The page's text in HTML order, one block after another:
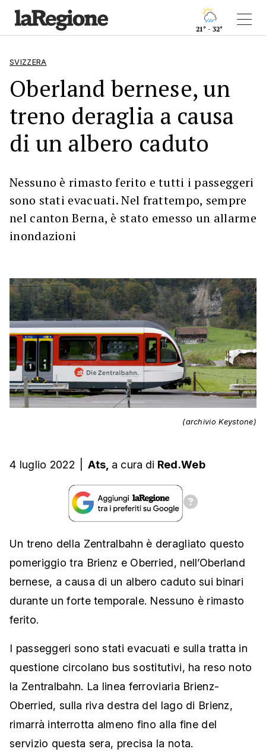
21° - 32°
SVIZZERA
Oberland bernese, un
treno deraglia a causa
di un albero caduto
Nessuno è rimasto ferito e tutti i passeggeri
sono stati evacuati. Nel frattempo, sempre
nel canton Berna, è stato emesso un allarme
inondazioni
(archivio Keystone)
4 luglio 2022 Ats, a cura di Red.Web
Un treno della Zentralbahn è deragliato questo
pomeriggio tra Brienz e Oberried, nell’Oberland
bernese, a causa di un albero caduto sui binari
durante un forte temporale. Nessuno è rimasto
ferito.
I passeggeri sono stati evacuati e sulla tratta in
questione circolano bus sostitutivi, ha reso noto
la Zentralbahn. La linea ferroviaria Brienz-
Oberried, sulla riva destra del lago di Brienz,
rimarrà interrotta almeno fino alla fine del
servizio questa sera, precisa la nota.